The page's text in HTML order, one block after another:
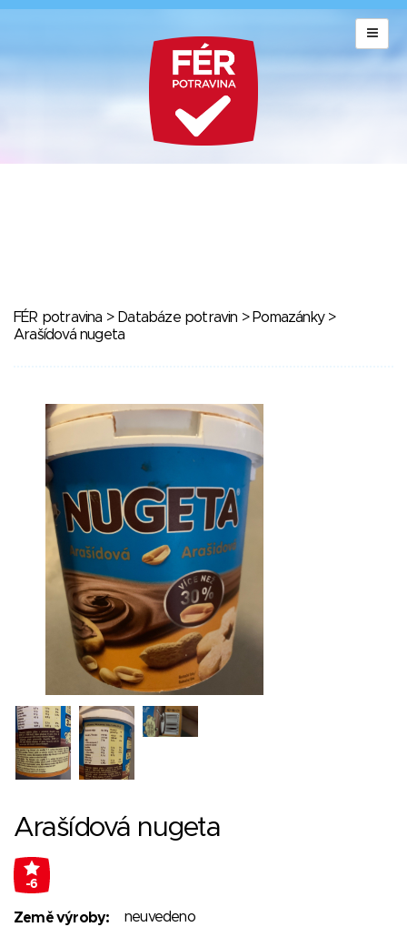
FÉR potravina > Databáze potravin > Pomazánky>
Arašídová nugeta
Arašídová nugeta
-6
Země výroby:
neuvedeno